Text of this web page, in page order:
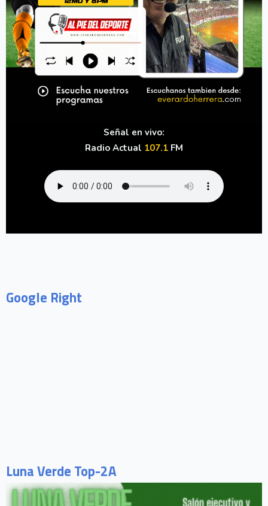
Señal en vivo:
Radio Actual 107.1 FM
Google Right
Luna Verde Top-2A